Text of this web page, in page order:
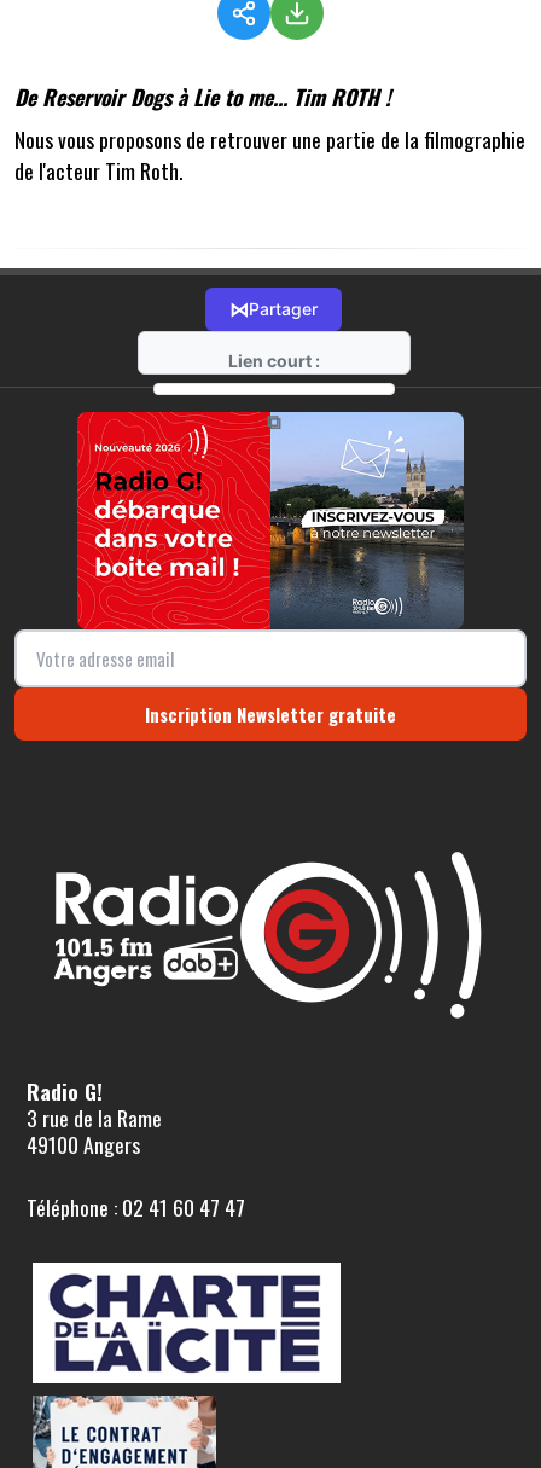
De Reservoir Dogs à Lie to me... Tim ROTH !
Nous vous proposons de retrouver une partie de la filmographie
de l'acteur Tim Roth.
⋈Partager
Lien court :
https://radio-g.fr?11547
⧉
Inscription Newsletter gratuite
Radio G!
3 rue de la Rame
49100 Angers
Téléphone : 02 41 60 47 47